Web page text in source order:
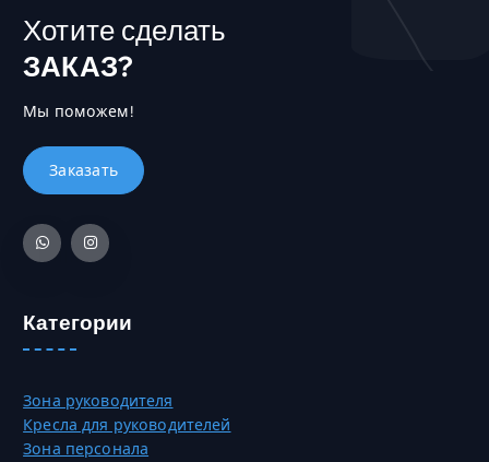
Хотите сделать
ЗАКАЗ?
Мы поможем!
Категории
Зона руководителя
Кресла для руководителей
Зона персонала